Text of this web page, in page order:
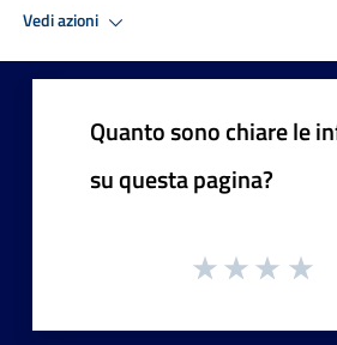
Vedi azioni
Quanto sono chiare le
su questa pagina?